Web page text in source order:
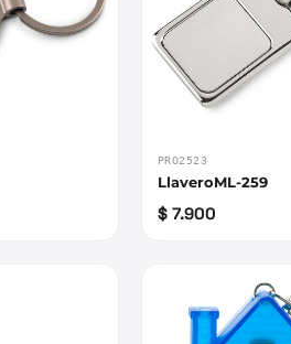
PRO2523
LlaveroML-259
$ 7.900